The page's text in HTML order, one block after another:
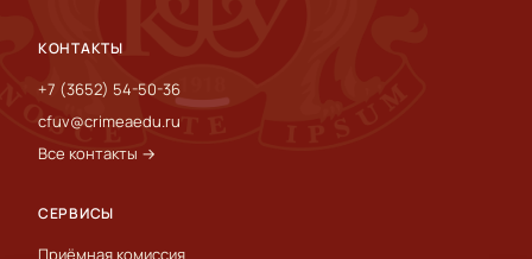
КОНТАКТЫ
+7 (3652) 54-50-36
cfuv@crimeaedu.ru
Все контакты →
СЕРВИСЫ
Приёмная комиссия